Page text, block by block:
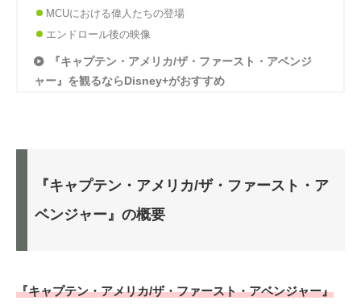
MCUにおける偉人たちの登場
エンドロール後の映像
『キャプテン・アメリカ/ザ・ファースト・アベンジ
ャー』を観るならDisney+がおすすめ
『キャプテン・アメリカ/ザ・ファースト・ア
ベンジャー』の概要
『キャプテン・アメリカ/ザ・ファースト・アベンジャー』